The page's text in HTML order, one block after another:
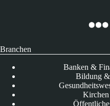
Branchen
Banken &
Bildung